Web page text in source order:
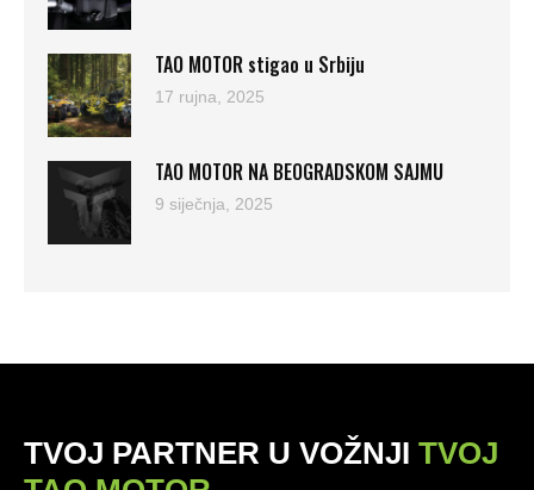
TAO MOTOR stigao u Srbiju
17 rujna, 2025
TAO MOTOR NA BEOGRADSKOM SAJMU
9 siječnja, 2025
TVOJ PARTNER U VOŽNJI TVOJ